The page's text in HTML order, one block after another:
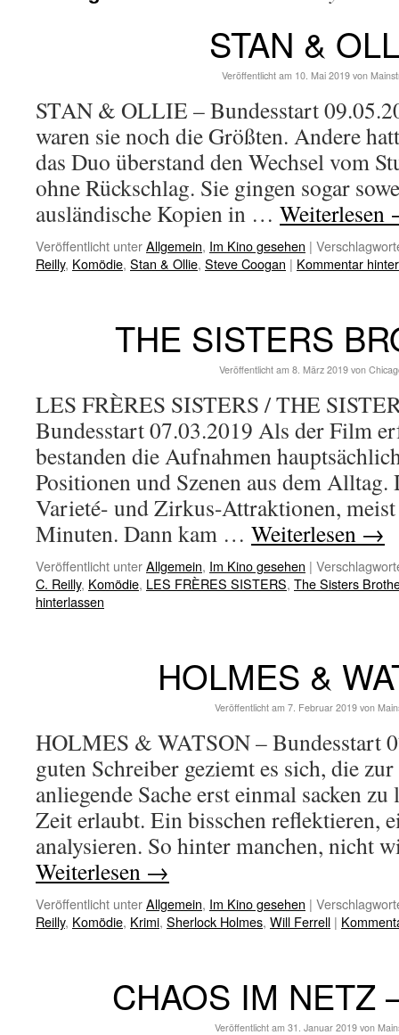
STAN &
Veröffentlicht am 10. Mai 2019 von
STAN & OLLIE – Bundesstart
waren sie noch die Größten. Andere
das Duo überstand den Wechsel vom
ohne Rückschlag. Sie gingen sogar
ausländische Kopien in … Weiterlesen
Veröffentlicht unterAllgemein, Im Kino gesehen |
Reilly, Komödie, Stan & Ollie, Steve Coogan | Kommentar
THE SISTERS
Veröffentlicht am 8. März 2019 von
LES FRÈRES SISTERS / THE
Bundesstart 07.03.2019 Als der Film
bestanden die Aufnahmen
Positionen und Szenen aus dem
Varieté- und Zirkus-Attraktionen,
Minuten. Dann kam … Weiterlesen →
Veröffentlicht unterAllgemein, Im Kino gesehen |
C. Reilly, Komödie, LES FRÈRES SISTERS, The Sisters
hinterlassen
HOLMES &
Veröffentlicht am 7. Februar 2019 von
HOLMES & WATSON – Bundesstart
guten Schreiber geziemt es sich, die
anliegende Sache erst einmal sacken
Zeit erlaubt. Ein bisschen reflektieren,
analysieren. So hinter manchen, nicht
Weiterlesen →
Veröffentlicht unterAllgemein, Im Kino gesehen |
Reilly, Komödie, Krimi, Sherlock Holmes, Will Ferrell |
CHAOS IM NETZ
Veröffentlicht am 31. Januar 2019 von